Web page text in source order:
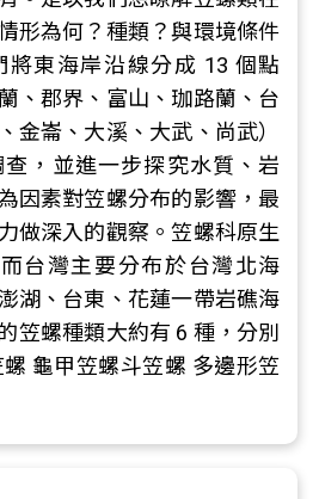
形為何？種類？與環境條件
將東海岸沿線分成 13 個點
、郡界、富山、珈路蘭、台
金崙、大溪、大武、尚武）
，並進一步探究水質、岩
因素對笠螺分布的影響，最
做深入的觀察。笠螺科原生
台灣主要分布於台灣北海
湖、台東、花蓮一帶岩礁海
笠螺種類大約有 6 種，分別
龜甲笠螺斗笠螺 多邊形笠